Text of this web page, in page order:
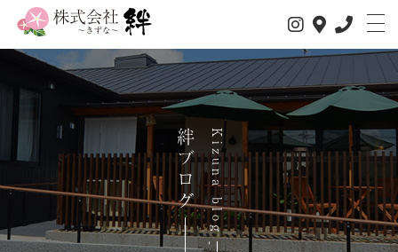
私たちについて
サービス内容
1日の流れ
事業所情報
Kizuna blog
絆ブログ